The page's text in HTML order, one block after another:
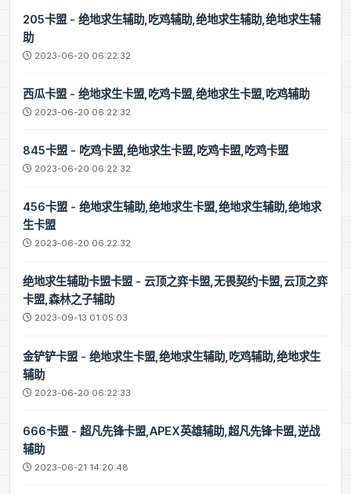
205卡盟 - 绝地求生辅助,吃鸡辅助,绝地求生辅助,绝地求生辅
助
2023-06-20 06:22:32
西瓜卡盟 - 绝地求生卡盟,吃鸡卡盟,绝地求生卡盟,吃鸡辅助
2023-06-20 06:22:32
845卡盟 - 吃鸡卡盟,绝地求生卡盟,吃鸡卡盟,吃鸡卡盟
2023-06-20 06:22:32
456卡盟 - 绝地求生辅助,绝地求生卡盟,绝地求生辅助,绝地求
生卡盟
2023-06-20 06:22:32
绝地求生辅助卡盟卡盟 - 云顶之弈卡盟,无畏契约卡盟,云顶之弈
卡盟,森林之子辅助
2023-09-13 01:05:03
金铲铲卡盟 - 绝地求生卡盟,绝地求生辅助,吃鸡辅助,绝地求生
辅助
2023-06-20 06:22:33
666卡盟 - 超凡先锋卡盟,APEX英雄辅助,超凡先锋卡盟,逆战
辅助
2023-06-21 14:20:48